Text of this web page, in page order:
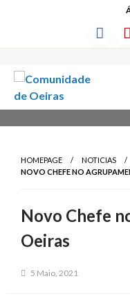
HOMEPAGE
NOTICIAS
NOVO CHEFE NO
Novo Chefe
Oeiras
5 Maio, 2021